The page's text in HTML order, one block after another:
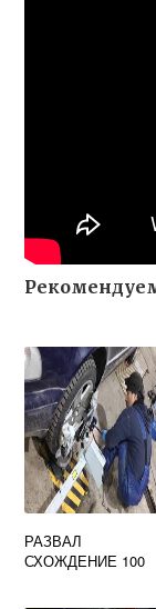
РАЗВАЛ
СХОЖДЕНИЕ 100